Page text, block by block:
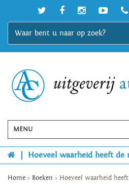
MENU
Hoeveel waarheid heeft de
Home > Boeken > Hoeveel waarheid